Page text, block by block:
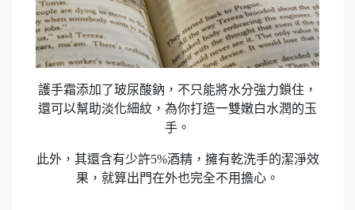
護手霜添加了玻尿酸鈉，不只能將水分強力鎖住，
還可以幫助淡化細紋，為你打造一雙嫩白水潤的玉
手。
此外，其還含有少許5%酒精，擁有乾洗手的潔淨效
果，就算出門在外也完全不用擔心。